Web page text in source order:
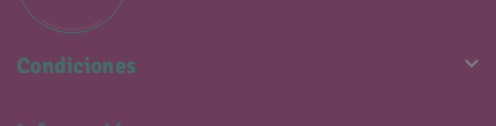
Condiciones 